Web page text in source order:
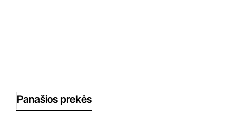
Panašios prekės